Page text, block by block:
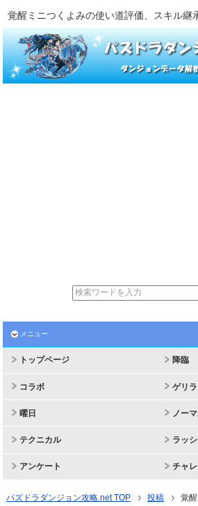
覚醒ミニつくよみの使い道評価、スキル継
メニュー
トップページ 降臨
コラボ ゲリラ
曜日 ノー
テクニカル ラッ
アンケート チャ
パズドラダンジョン攻略.net TOP 投稿
覚